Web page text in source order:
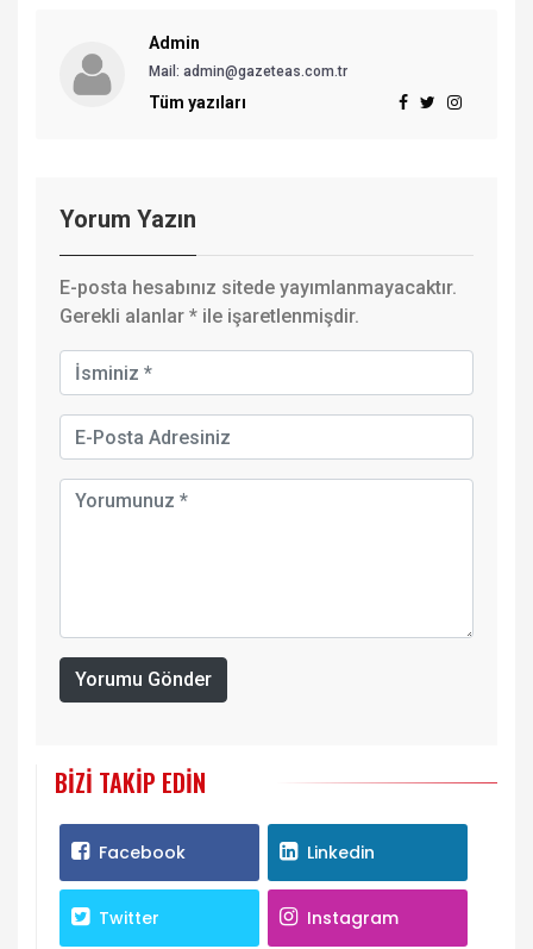
Admin
Mail: admin@gazeteas.com.tr
Tüm yazıları
Yorum Yazın
E-posta hesabınız sitede yayımlanmayacaktır.
Gerekli alanlar * ile işaretlenmişdir.
Yorumu Gönder
BIZI TAKIP EDIN
Facebook Linkedin
Twitter Instagram